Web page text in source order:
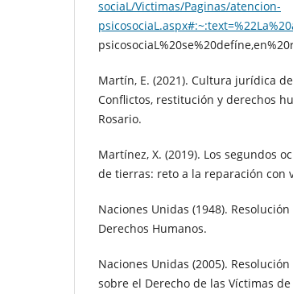
sociaL/Victimas/Paginas/atencion-
Martín, E. (2021). Cultura jurídica
Conflictos, restitución y derechos
Rosario.
Martínez, X. (2019). Los segundos
de tierras: reto a la reparación con
Naciones Unidas (1948).
Derechos Humanos.
Naciones Unidas (2005).
sobre el Derecho de las Víctimas